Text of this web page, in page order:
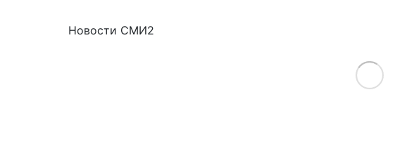
Новости СМИ2
Load More